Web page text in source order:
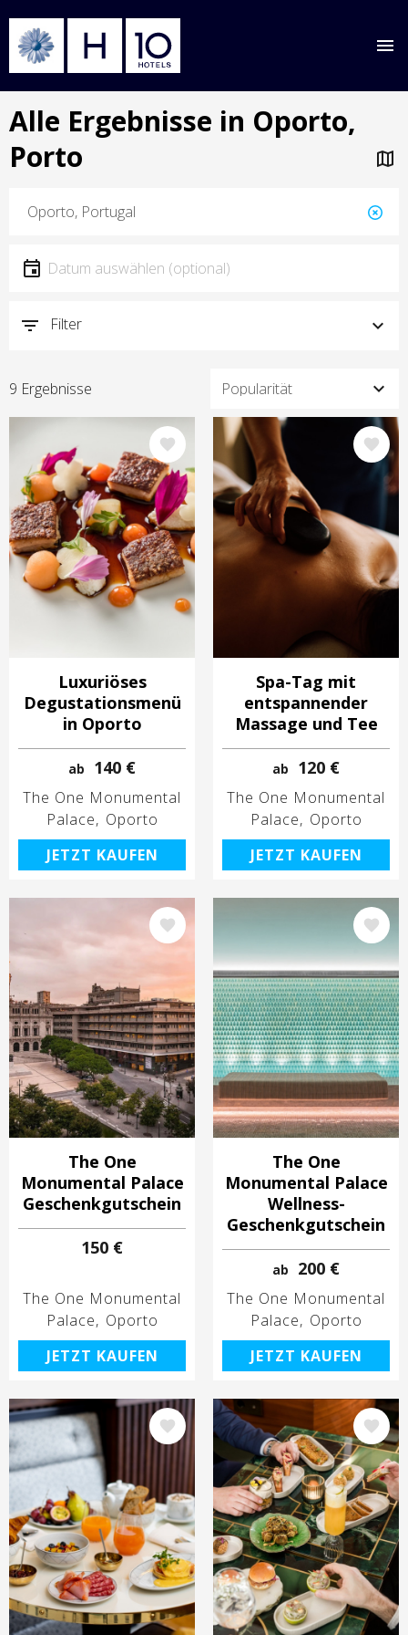
zum
Alle Ergebnisse in Oporto,
Porto
Datum
Datum auswählen
Filter
9 Ergebnisse
Bild
Luxuriöses
Degustationsmenü
in Oporto
ab 140 €
The One Monumental
Palace
Oporto
JETZT KAUFEN
Bild
Spa-Tag mit
entspannender
Massage und Tee
ab 120 €
The One Monumental
Palace
Oporto
JETZT KAUFEN
Bild
The One
Monumental Palace
Geschenkgutschein
150 €
The One Monumental
Palace
Oporto
JETZT KAUFEN
Bild
The One
Monumental Palace
Wellness-
Geschenkgutschein
ab 200 €
The One Monumental
Palace
Oporto
JETZT KAUFEN
Bild Bild